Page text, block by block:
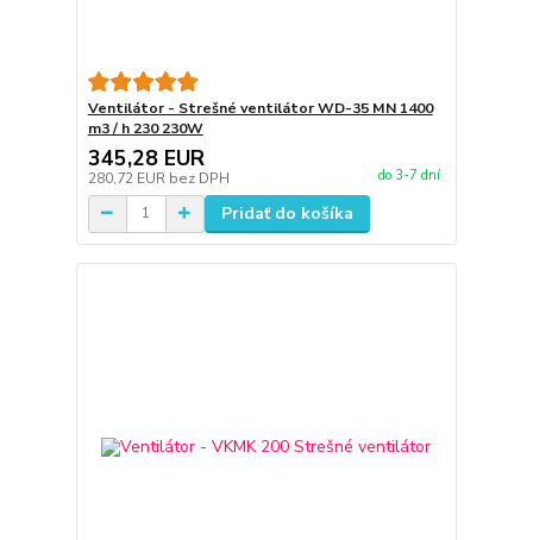
Ventilátor - Strešné ventilátor WD-35 MN 1400
m3 / h 230 230W
345,28 EUR
280,72 EUR bez DPH do 3-7 dní
Pridať do košíka